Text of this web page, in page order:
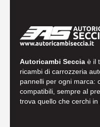
Autoricambi Seccia è il
ricambi di carrozzeria
pannelli per ogni marca:
compatibili, sempre al
trova quello che cerchi in